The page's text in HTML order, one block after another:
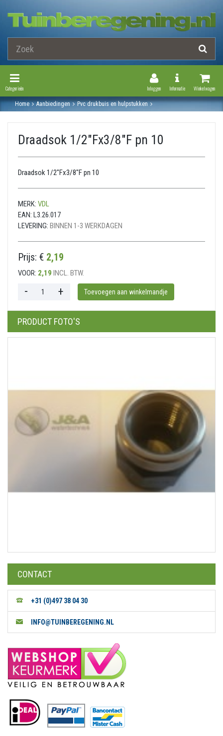
Winkelwagen
Toggle
Informatie
Inloggen
Toggle Navigation
Categorieën
Home Aanbiedingen
Pvc drukbuis en hulpstukken
Draadsok 1/2"Fx3/8"F pn 10
Draadsok 1/2"Fx3/8"F pn 10
MERK: VDL
EAN: L3.26.017
LEVERING: BINNEN 1-3 WERKDAGEN
Prijs: € 2,19
VOOR: 2,19 INCL. BTW.
PRODUCT FOTO'S
CONTACT
+31 (0)497 38 04 30
INFO@TUINBEREGENING.NL